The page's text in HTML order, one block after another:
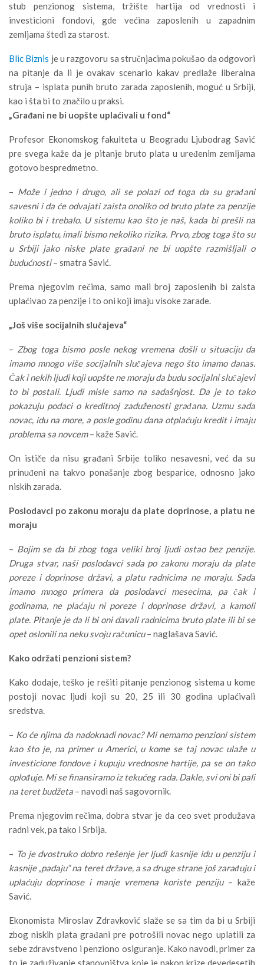
stub penzionog sistema, tržište hartija od vrednosti i
investicioni fondovi, gde većina zaposlenih u zapadnim
zemljama štedi za starost.
Blic Biznis je u razgovoru sa stručnjacima pokušao da odgovori
na pitanje da li je ovakav scenario kakav predlaže liberalna
struja – isplata punih bruto zarada zaposlenih, moguć u Srbiji,
kao i šta bi to značilo u praksi.
„Građani ne bi uopšte uplaćivali u fond“
Profesor Ekonomskog fakulteta u Beogradu Ljubodrag Savić
pre svega kaže da je pitanje bruto plata u uređenim zemljama
gotovo bespredmetno.
– Može i jedno i drugo, ali se polazi od toga da su građani
savesni i da će odvajati zaista onoliko od bruto plate za penzije
koliko bi i trebalo. U sistemu kao što je naš, kada bi prešli na
bruto isplatu, imali bismo nekoliko rizika. Prvo, zbog toga što su
u Srbiji jako niske plate građani ne bi uopšte razmišljali o
budućnosti– smatra Savić.
Prema njegovim rečima, samo mali broj zaposlenih bi zaista
uplaćivao za penzije i to oni koji imaju visoke zarade.
„Još više socijalnih slučajeva“
– Zbog toga bismo posle nekog vremena došli u situaciju da
imamo mnogo više socijalnih slučajeva nego što imamo danas.
Čak i nekih ljudi koji uopšte ne moraju da budu socijalni slučajevi
to bi postali. Ljudi misle samo na sadašnjost. Da je to tako
pokazuju podaci o kreditnoj zaduženosti građana. Uzmu sada
novac, idu na more, a posle godinu dana otplaćuju kredit i imaju
problema sa novcem– kaže Savić.
On ističe da nisu građani Srbije toliko nesavesni, već da su
prinuđeni na takvo ponašanje zbog besparice, odnosno jako
niskih zarada.
Poslodavci po zakonu moraju da plate doprinose, a platu ne
moraju
– Bojim se da bi zbog toga veliki broj ljudi ostao bez penzije.
Druga stvar, naši poslodavci sada po zakonu moraju da plate
poreze i doprinose državi, a platu radnicima ne moraju. Sada
imamo mnogo primera da poslodavci mesecima, pa čak i
godinama, ne plaćaju ni poreze i doprinose državi, a kamoli
plate. Pitanje je da li bi oni davali radnicima bruto plate ili bi se
opet oslonili na neku svoju računicu– naglašava Savić.
Kako održati penzioni sistem?
Kako dodaje, teško je rešiti pitanje penzionog sistema u kome
postoji novac ljudi koji su 20, 25 ili 30 godina uplaćivali
sredstva.
– Ko će njima da nadoknadi novac? Mi nemamo penzioni sistem
kao što je, na primer u Americi, u kome se taj novac ulaže u
investicione fondove i kupuju vrednosne hartije, pa se on tako
oplođuje. Mi se finansiramo iz tekućeg rada. Dakle, svi oni bi pali
na teret budžeta – navodi naš sagovornik.
Prema njegovim rečima, dobra stvar je da ceo svet produžava
radni vek, pa tako i Srbija.
– To je dvostruko dobro rešenje jer ljudi kasnije idu u penziju i
kasnije „padaju“ na teret države, a sa druge strane još zarađuju i
uplaćuju doprinose i manje vremena koriste penziju– kaže
Savić.
Ekonomista Miroslav Zdravković slaže se sa tim da bi u Srbiji
zbog niskih plata građani pre potrošili novac nego uplatili za
sebe zdravstveno i penziono osiguranje. Kako navodi, primer za